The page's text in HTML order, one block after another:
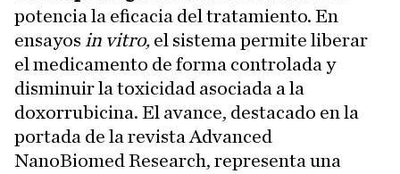
potencia la eficacia del tratamiento. En
ensayos in vitro, el sistema permite liberar
el medicamento de forma controlada y
disminuir la toxicidad asociada a la
doxorrubicina. El avance, destacado en la
portada de la revista Advanced
NanoBiomed Research, representa una